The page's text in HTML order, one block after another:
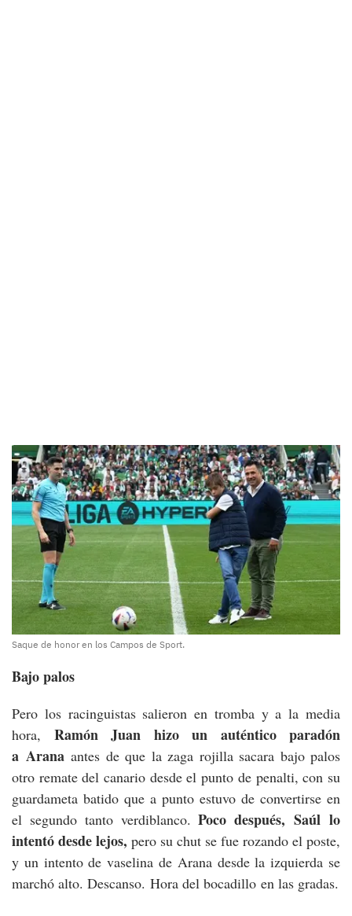
Saque de honor en los Campos de Sport.
Bajo palos
Pero los racinguistas salieron en tromba y a la media
hora, Ramón Juan hizo un auténtico paradón
a Aranaantes de que la zaga rojilla sacara bajo palos
otro remate del canario desde el punto de penalti, con su
guardameta batido que a punto estuvo de convertirse en
el segundo tanto verdiblanco.Poco después, Saúl lo
intentó desde lejos, pero su chut se fue rozando el poste,
y un intento de vaselina de Arana desde la izquierda se
marchó alto. Descanso. Hora del bocadillo en las gradas.